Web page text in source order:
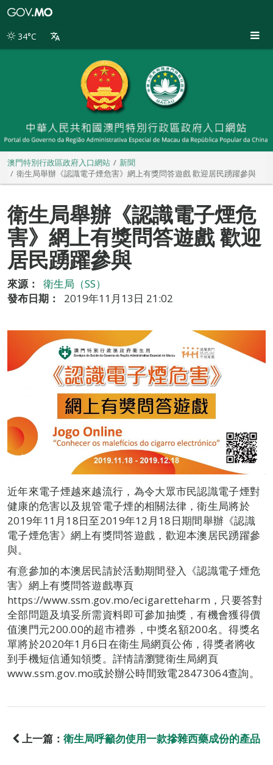
別
34°C
澳門特別行政區政府入口網站
新聞
衛生局舉辦《認識電子煙危害》網上有獎問答遊戲 歡迎居民踴躍參與
衛生局舉辦《認識電子煙危
害》網上有獎問答遊戲 歡迎
居民踴躍參與
來源：
衛生局（SS）
發布日期：
2019年11月13日 21:02
近年來電子煙越來越流行，為令大眾市民認識電子煙對
健康的危害以及規管電子煙的相關法律，衛生局將於
2019年11月18日至2019年12月18日期間舉辦《認識
電子煙危害》網上有獎問答遊戲，歡迎本澳居民踴躍參
與。
有意參加的本澳居民請於活動期間登入《認識電子煙危
害》網上有獎問答遊戲專頁
https://www.ssm.gov.mo/ecigaretteharm，只要答對
全部問題及填妥所需資料即可參加抽獎，有機會獲得價
值澳門元200.00的超市禮券，中獎名額200名。得獎名
單將於2020年1月6日在衛生局網頁公佈，得獎者將收
到手機短信通知領獎。詳情請瀏覽衛生局網頁
www.ssm.gov.mo或於辦公時間致電28473064查詢。
上一篇： 衛生局呼籲勿使用一款摻雜西藥成份的產品